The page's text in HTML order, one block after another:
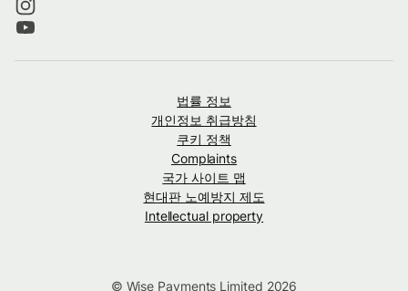
법률 정보
개인정보 취급방침
쿠키 정책
Complaints
국가 사이트 맵
현대판 노예방지 제도
Intellectual property
© Wise Payments Limited 2026